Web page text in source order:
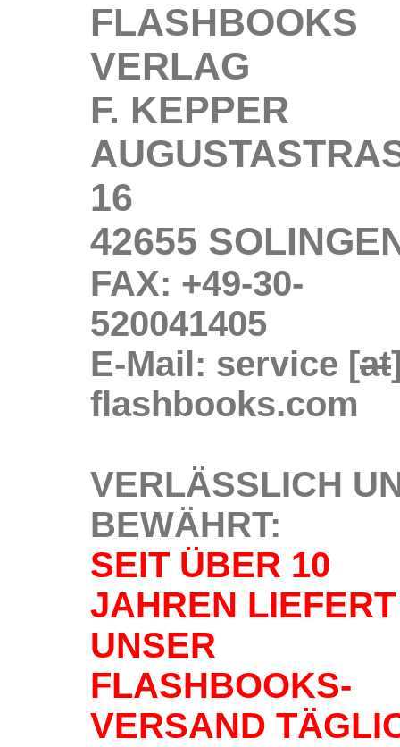
FLASHBOOKS
VERLAG
F. KEPPER
16
42655
FAX: +49-30-
520041405
E-Mail: service [at
flashbooks.com
VERLÄSSLICH
BEWÄHRT:
SEIT ÜBER 10
JAHREN LIEFERT
UNSER
FLASHBOOKS-
VERSAND